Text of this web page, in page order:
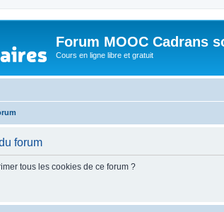
Forum MOOC Cadrans
Cours en ligne libre et gratuit
forum
tous les cookies de ce forum ?